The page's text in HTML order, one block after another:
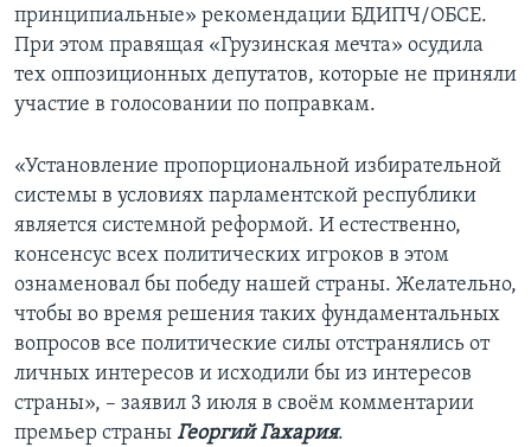
принципиальные» рекомендации БДИПЧ/ОБСЕ.
При этом правящая «Грузинская мечта» осудила
тех оппозиционных депутатов, которые не приняли
участие в голосовании по поправкам.
«Установление пропорциональной избирательной
системы в условиях парламентской республики
является системной реформой. И естественно,
консенсус всех политических игроков в этом
ознаменовал бы победу нашей страны. Желательно,
чтобы во время решения таких фундаментальных
вопросов все политические силы отстранялись от
личных интересов и исходили бы из интересов
страны», – заявил 3 июля в своём комментарии
премьер страны Георгий Гахария.